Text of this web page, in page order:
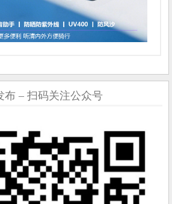
布 – 扫码关注公众号